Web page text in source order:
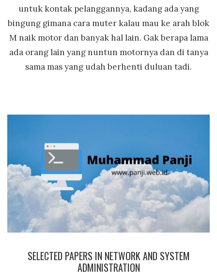
untuk kontak pelanggannya, kadang ada yang
bingung gimana cara muter kalau mau ke arah blok
M naik motor dan banyak hal lain. Gak berapa lama
ada orang lain yang nuntun motornya dan di tanya
sama mas yang udah berhenti duluan tadi.
SELECTED PAPERS IN NETWORK AND SYSTEM
ADMINISTRATION